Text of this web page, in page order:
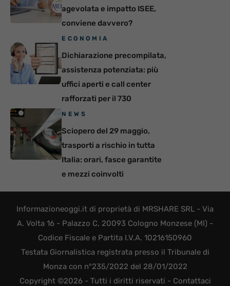
agevolata e impatto ISEE,
conviene davvero?
ECONOMIA
Dichiarazione precompilata,
assistenza potenziata: più
uffici aperti e call center
rafforzati per il 730
NEWS
Sciopero del 29 maggio,
trasporti a rischio in tutta
Italia: orari, fasce garantite
e mezzi coinvolti
Informazioneoggi.it di proprietà di MRSHARE SRL - Via
A. Volta 16 - Palazzo C, 20093 Cologno Monzese (MI) -
Codice Fiscale e Partita I.V.A. 10216150960
Testata Giornalistica registrata presso il Tribunale di
Monza con n°235/2022 del 28/01/2022
Copyright ©2026 - Tutti i diritti riservati - Contattaci